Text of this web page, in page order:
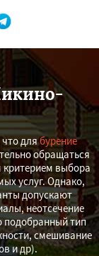
что длябурение
обращаться
критерием выбора
услуг. Однако,
допускают
неотсечение
подобранный тип
смешивание
и др).